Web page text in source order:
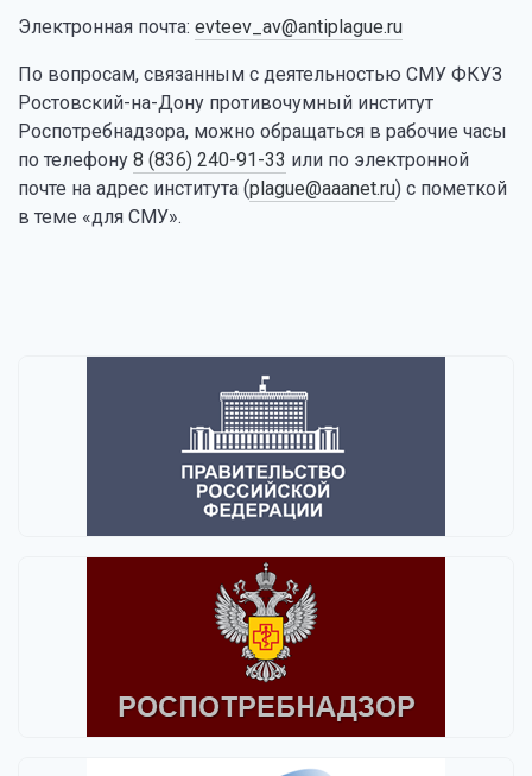
Электронная почта: evteev_av@antiplague.ru
По вопросам, связанным с деятельностью СМУ ФКУЗ
Ростовский-на-Дону противочумный институт
Роспотребнадзора, можно обращаться в рабочие часы
по телефону 8 (836) 240-91-33 или по электронной
почте на адрес института (plague@aaanet.ru) с пометкой
в теме «для СМУ».